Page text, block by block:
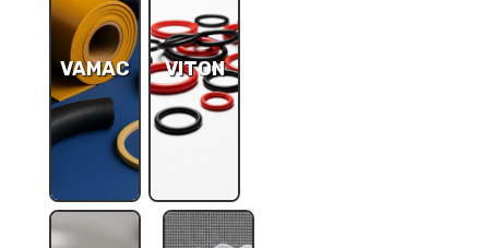
VAMAC VITON